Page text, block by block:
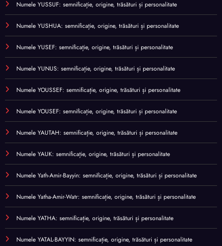
Numele YUSSUF: semnificație, origine, trăsături și personalitate
Numele YUSHUA: semnificație, origine, trăsături și personalitate
Numele YUSEF: semnificație, origine, trăsături și personalitate
Numele YUNUS: semnificație, origine, trăsături și personalitate
Numele YOUSSEF: semnificație, origine, trăsături și personalitate
Numele YOUSEF: semnificație, origine, trăsături și personalitate
Numele YAUTAH: semnificație, origine, trăsături și personalitate
Numele YAUK: semnificație, origine, trăsături și personalitate
Numele Yath-Amir-Bayyin: semnificație, origine, trăsături și personalitate
Numele Yatha-Amir-Watr: semnificație, origine, trăsături și personalitate
Numele YATHA: semnificație, origine, trăsături și personalitate
Numele YATAL-BAYYIN: semnificație, origine, trăsături și personalitate